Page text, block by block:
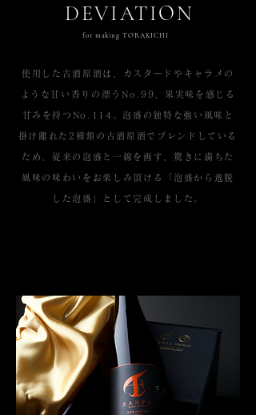
​DEVIATION
for making TORAKICHI
使用した古酒原酒は、カスタードやキャラメの
ような甘い香りの漂うNo.99、果実味を感じる
甘みを持つNo.114。泡盛の独特な強い風味と
掛け離れた2種類の古酒原酒でブレンドしている
ため、従来の泡盛と一線を画す、驚きに満ちた
風味の味わいをお楽しみ頂ける「泡盛から逸脱
した泡盛」​として完成しました。